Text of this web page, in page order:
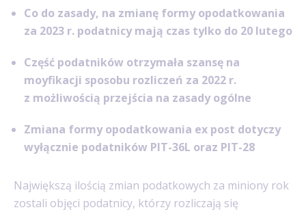
Co do zasady, na zmianę formy opodatkowania
za 2023 r. podatnicy mają czas tylko do 20 lutego
Część podatników otrzymała szansę na
moyfikacji sposobu rozliczeń za 2022 r.
z możliwością przejścia na zasady ogólne
Zmiana formy opodatkowania ex post dotyczy
wyłącznie podatników PIT-36L oraz PIT-28
Największą ilością zmian podatkowych za miniony rok
zostali objęci podatnicy, którzy rozliczają się